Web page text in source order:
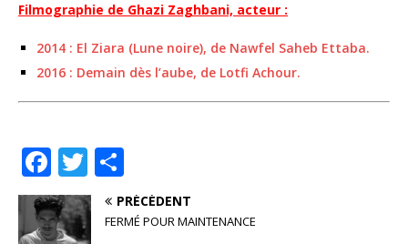
Filmographie de Ghazi Zaghbani, acteur :
2014 : El Ziara (Lune noire), de Nawfel Saheb Ettaba.
2016 : Demain dès l’aube, de Lotfi Achour.
F
a
c
T
w
it
ar
ta
PRÉCÉDENT
FERMÉ POUR MAINTENANCE